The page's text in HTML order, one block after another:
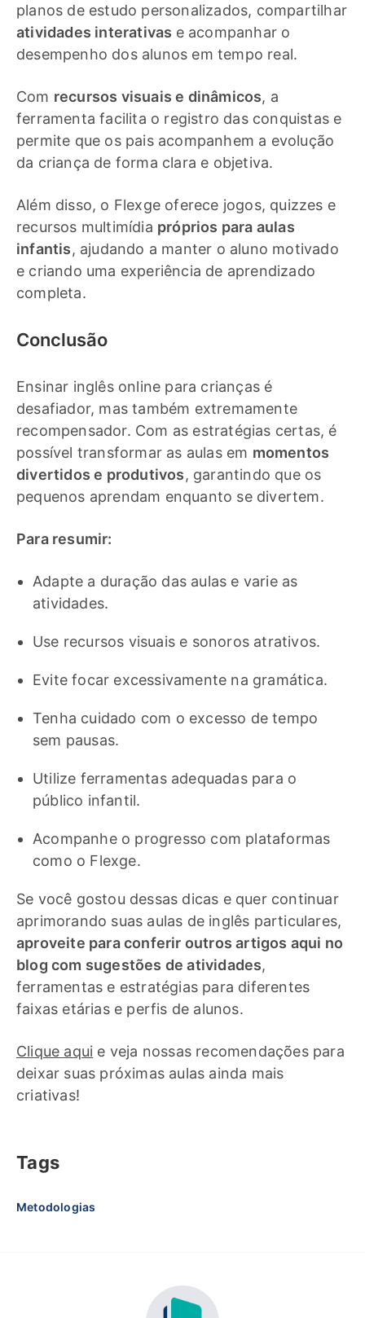
planos de estudo personalizados, compartilhar
atividades interativas e acompanhar o
desempenho dos alunos em tempo real.
Com recursos visuais e dinâmicos, a
ferramenta facilita o registro das conquistas e
permite que os pais acompanhem a evolução
da criança de forma clara e objetiva.
Além disso, o Flexge oferece jogos, quizzes e
recursos multimídia próprios para aulas
infantis, ajudando a manter o aluno motivado
e criando uma experiência de aprendizado
completa.
Conclusão
Ensinar inglês online para crianças é
desafiador, mas também extremamente
recompensador. Com as estratégias certas, é
possível transformar as aulas em momentos
divertidos e produtivos, garantindo que os
pequenos aprendam enquanto se divertem.
Para resumir:
Adapte a duração das aulas e varie as
atividades.
Use recursos visuais e sonoros atrativos.
Evite focar excessivamente na gramática.
Tenha cuidado com o excesso de tempo
sem pausas.
Utilize ferramentas adequadas para o
público infantil.
Acompanhe o progresso com plataformas
como o Flexge.
Se você gostou dessas dicas e quer continuar
aprimorando suas aulas de inglês particulares,
aproveite para conferir outros artigos aqui no
blog com sugestões de atividades,
ferramentas e estratégias para diferentes
faixas etárias e perfis de alunos.
Clique aqui e veja nossas recomendações para
deixar suas próximas aulas ainda mais
criativas!
Tags
Metodologias